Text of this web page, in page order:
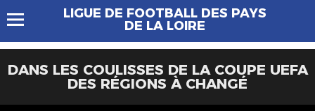
LIGUE DE FOOTBALL DES PAYS
DE LA LOIRE
DANS LES COULISSES DE LA COUPE UEFA
DES RÉGIONS À CHANGÉ